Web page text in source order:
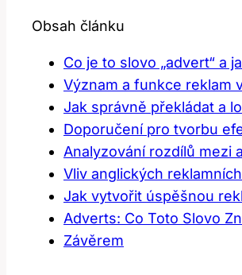
Obsah článku
Co je to slovo „advert“ a
Význam a funkce reklam
Jak správně překládat a
Doporučení pro tvorbu
Analyzování rozdílů mezi
Vliv anglických
Jak vytvořit úspěšnou
Adverts: Co Toto Slovo
Závěrem